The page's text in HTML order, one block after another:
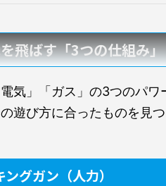
飛ばす「3つの仕組み」
気」「ガス」の3つのパワ
遊び方に合ったものを見つ
グガン（人力）